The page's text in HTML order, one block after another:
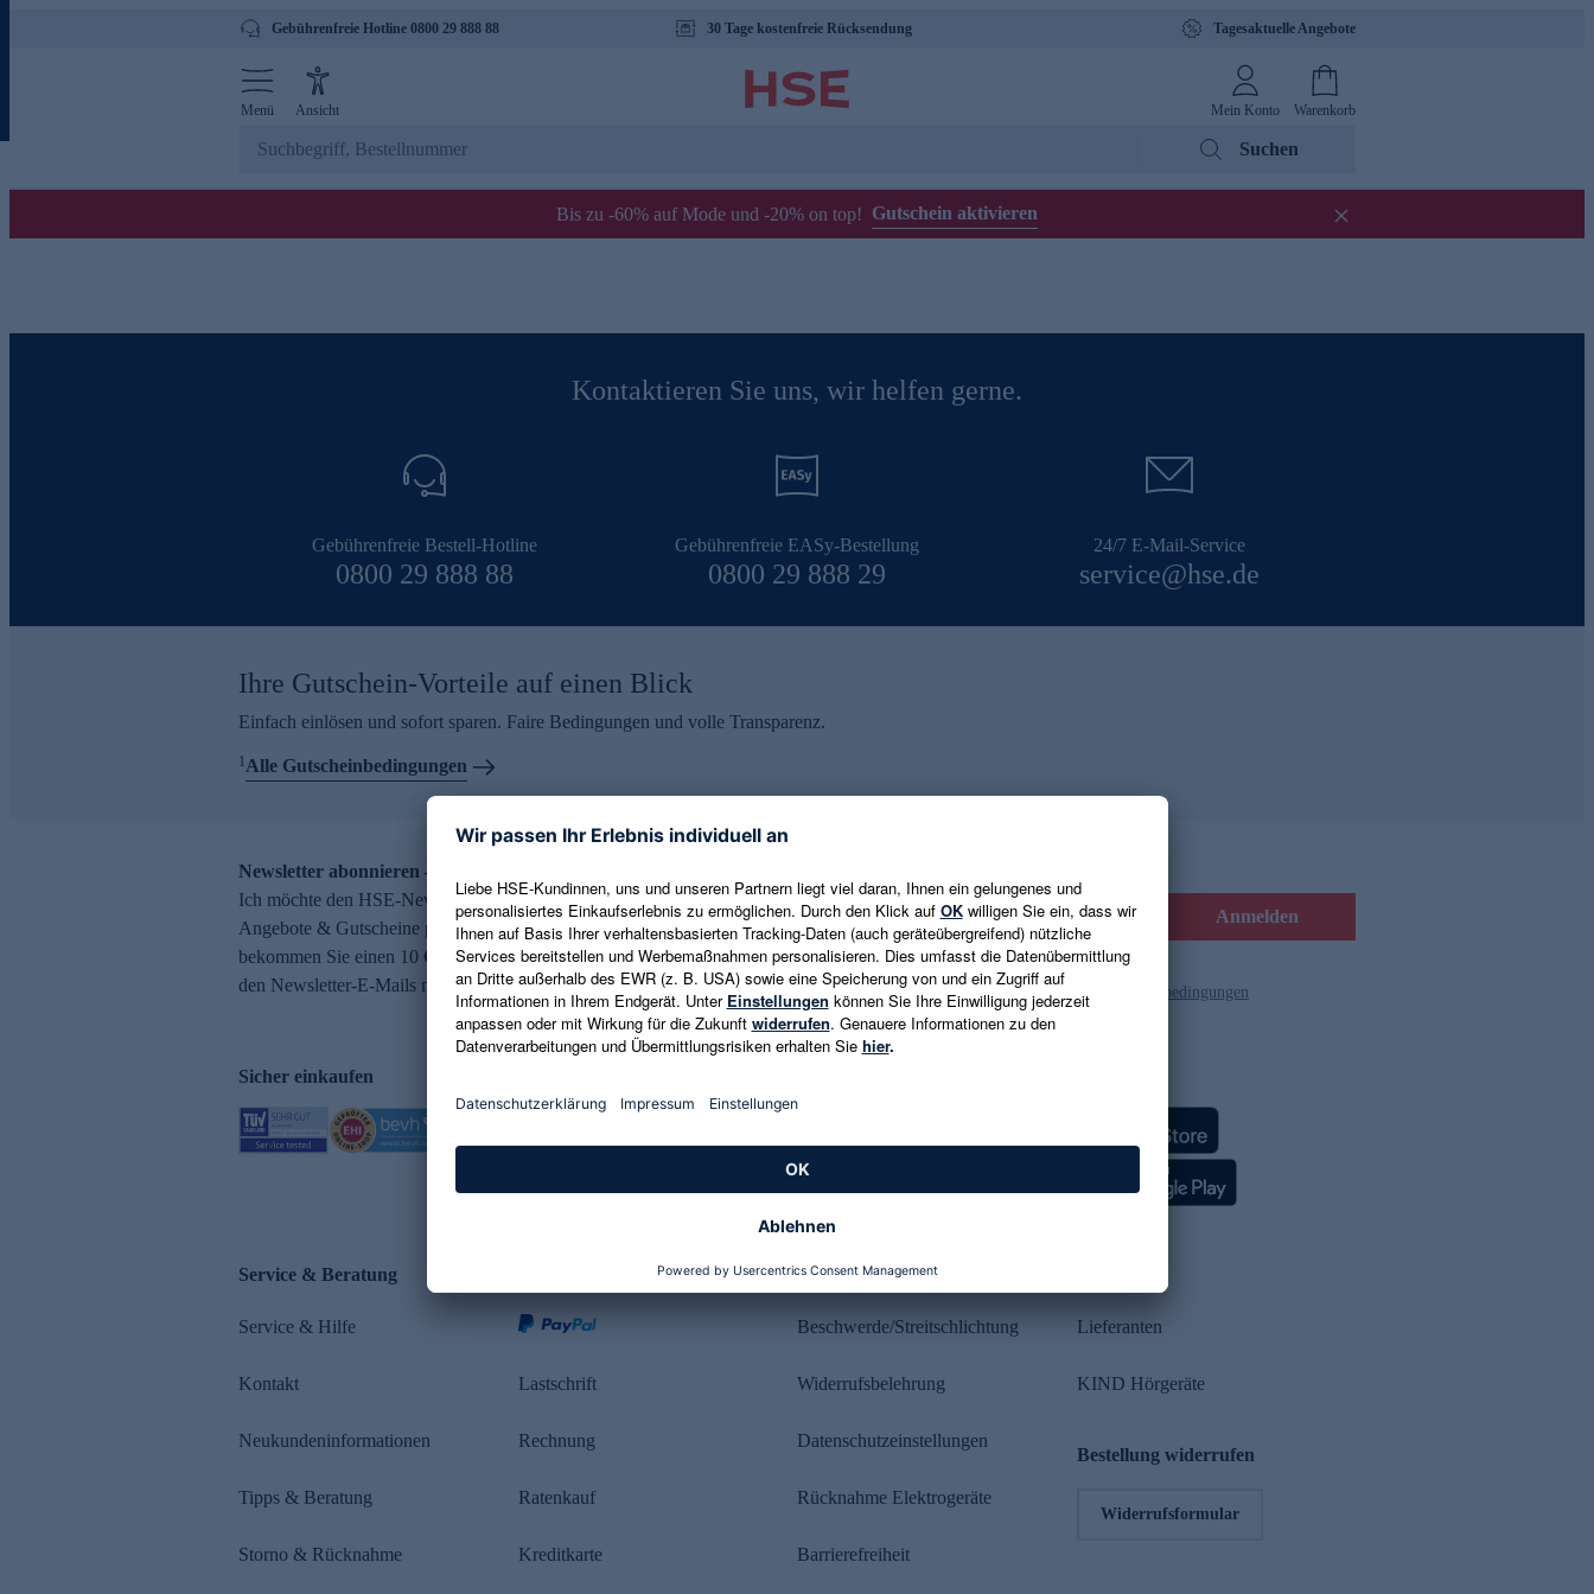
Gebührenfreie Hotline 0800 29 888 88 30 Tage kostenfreie Rücksendung Tagesaktuelle Angebote
Menü Ansicht Mein Konto Warenkorb
Suchen
Bis zu -60% auf Mode und -20% on top! Gutschein aktivieren
Kontaktieren Sie uns, wir helfen gerne.
Gebührenfreie Bestell-Hotline
0800 29 888 88
Gebührenfreie EASy-Bestellung
0800 29 888 29
24/7 E-Mail-Service
service@hse.de
Ihre Gutschein-Vorteile auf einen Blick
Einfach einlösen und sofort sparen. Faire Bedingungen und volle Transparenz.
1Alle Gutscheinbedingungen
Newsletter abonnieren – 10 € Gutschein erhalten
Ich möchte den HSE-Newsletter abonnieren und aktuelle Trends,
Angebote & Gutscheine per E-Mail erhalten. Als Dankeschön
bekommen Sie einen 10 € Gutschein. Eine Abmeldung ist jederzeit in
den Newsletter-E-Mails möglich.
E-Mail-Adresse eingeben Anmelden
Es gelten die Datenschutzrichtlinien und die Gutscheinbedingungen
Sicher einkaufen
Service & Beratung
Service & Hilfe
Kontakt
Neukundeninformationen
Tipps & Beratung
Storno & Rücknahme
Lastschrift
Rechnung
Ratenkauf
Kreditkarte
Rechtliches
Beschwerde/Streitschlichtung
Widerrufsbelehrung
Datenschutzeinstellungen
Rücknahme Elektrogeräte
Barrierefreiheit
Lieferanten
KIND Hörgeräte
Bestellung widerrufen
Widerrufsformular